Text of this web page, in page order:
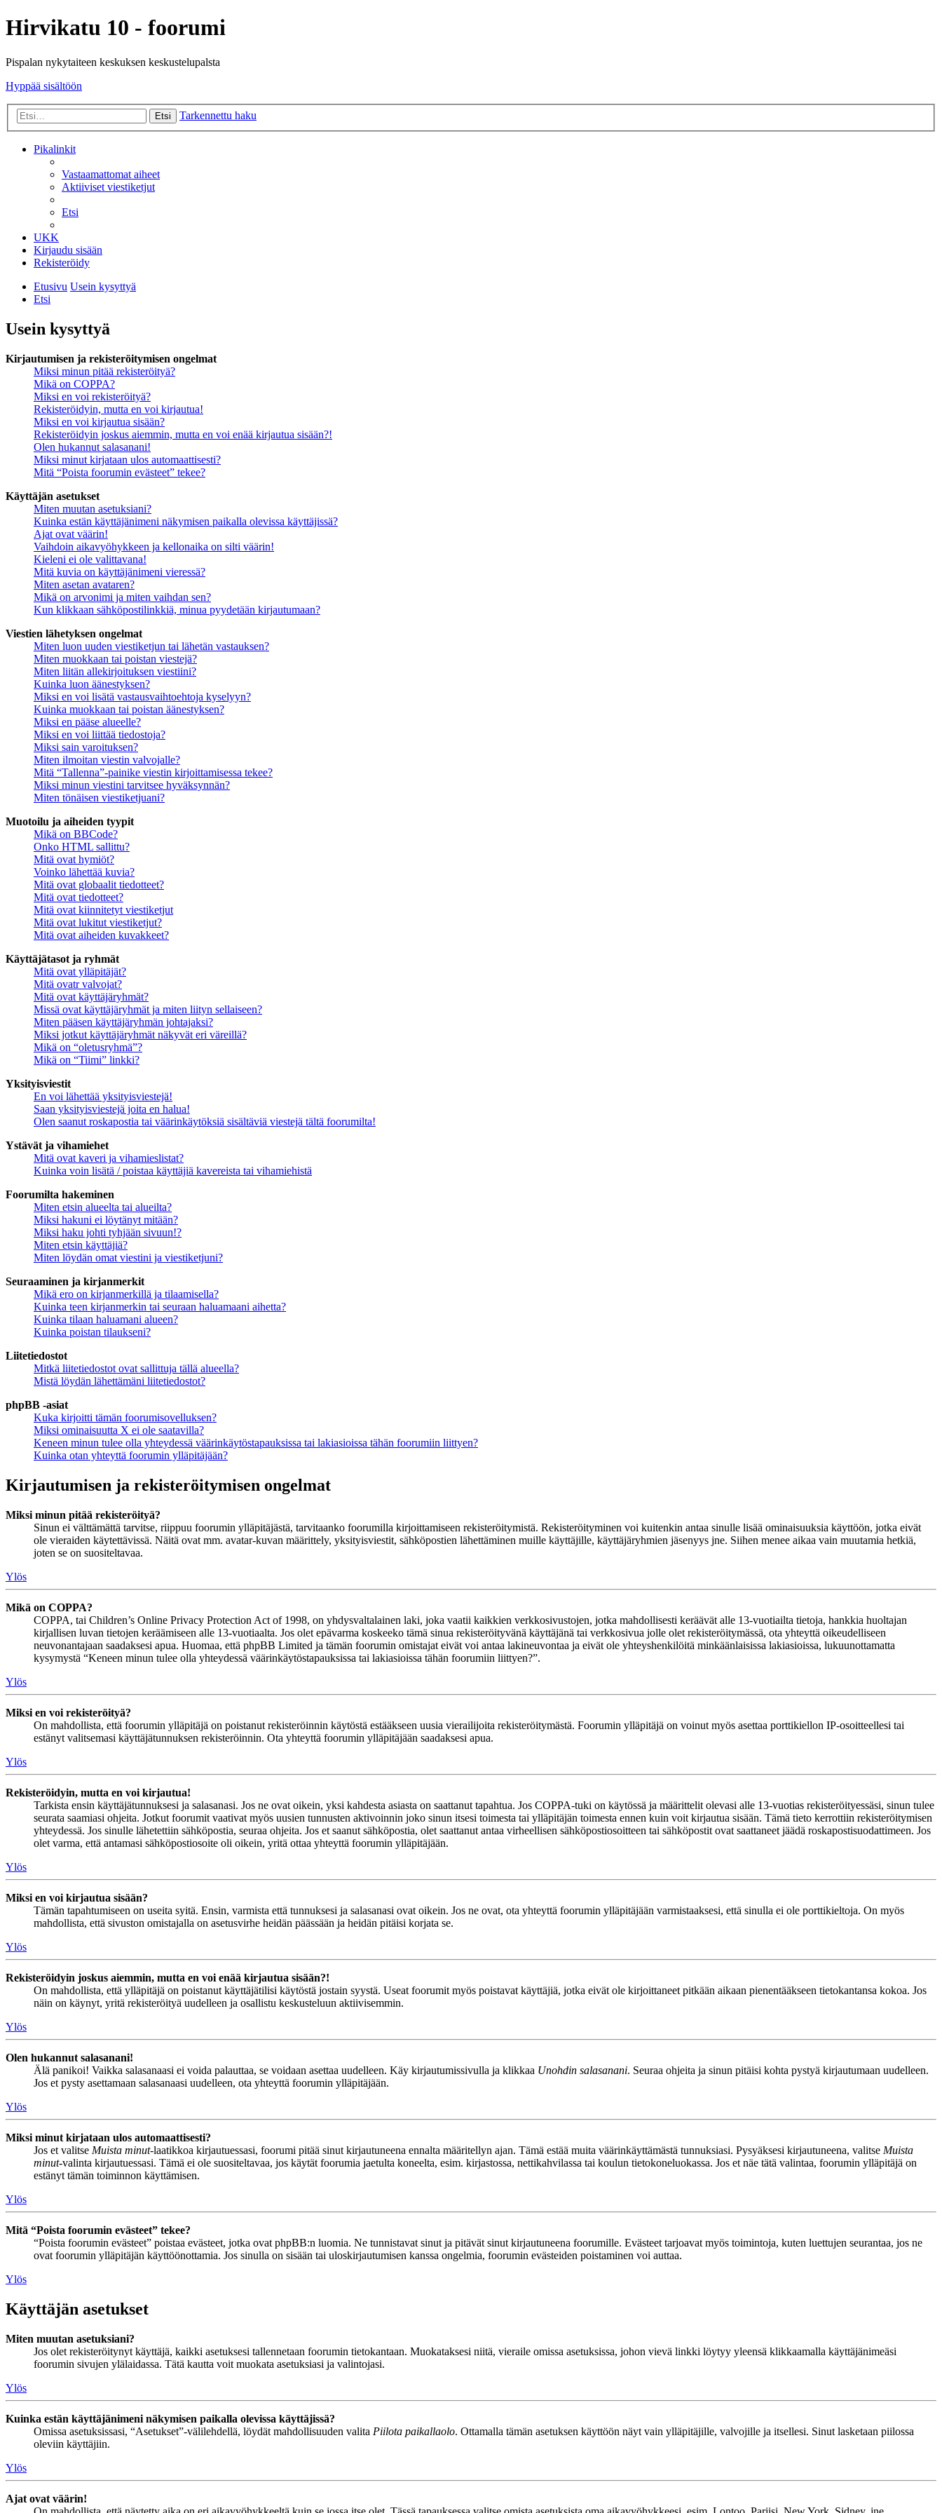
Hirvikatu 10 - foorumi
Pispalan nykytaiteen keskuksen keskustelupalsta
Hyppää sisältöön
Etsi Tarkennettu haku
Pikalinkit
Vastaamattomat aiheet
Aktiiviset viestiketjut
Etsi
UKK
Kirjaudu sisään
Rekisteröidy
Etusivu Usein kysyttyä
Etsi
Usein kysyttyä
Kirjautumisen ja rekisteröitymisen ongelmat
Miksi minun pitää rekisteröityä?
Mikä on COPPA?
Miksi en voi rekisteröityä?
Rekisteröidyin, mutta en voi kirjautua!
Miksi en voi kirjautua sisään?
Rekisteröidyin joskus aiemmin, mutta en voi enää kirjautua sisään?!
Olen hukannut salasanani!
Miksi minut kirjataan ulos automaattisesti?
Mitä “Poista foorumin evästeet” tekee?
Käyttäjän asetukset
Miten muutan asetuksiani?
Kuinka estän käyttäjänimeni näkymisen paikalla olevissa käyttäjissä?
Ajat ovat väärin!
Vaihdoin aikavyöhykkeen ja kellonaika on silti väärin!
Kieleni ei ole valittavana!
Mitä kuvia on käyttäjänimeni vieressä?
Miten asetan avataren?
Mikä on arvonimi ja miten vaihdan sen?
Kun klikkaan sähköpostilinkkiä, minua pyydetään kirjautumaan?
Viestien lähetyksen ongelmat
Miten luon uuden viestiketjun tai lähetän vastauksen?
Miten muokkaan tai poistan viestejä?
Miten liitän allekirjoituksen viestiini?
Kuinka luon äänestyksen?
Miksi en voi lisätä vastausvaihtoehtoja kyselyyn?
Kuinka muokkaan tai poistan äänestyksen?
Miksi en pääse alueelle?
Miksi en voi liittää tiedostoja?
Miksi sain varoituksen?
Miten ilmoitan viestin valvojalle?
Mitä “Tallenna”-painike viestin kirjoittamisessa tekee?
Miksi minun viestini tarvitsee hyväksynnän?
Miten tönäisen viestiketjuani?
Muotoilu ja aiheiden tyypit
Mikä on BBCode?
Onko HTML sallittu?
Mitä ovat hymiöt?
Voinko lähettää kuvia?
Mitä ovat globaalit tiedotteet?
Mitä ovat tiedotteet?
Mitä ovat kiinnitetyt viestiketjut
Mitä ovat lukitut viestiketjut?
Mitä ovat aiheiden kuvakkeet?
Käyttäjätasot ja ryhmät
Mitä ovat ylläpitäjät?
Mitä ovatr valvojat?
Mitä ovat käyttäjäryhmät?
Missä ovat käyttäjäryhmät ja miten liityn sellaiseen?
Miten pääsen käyttäjäryhmän johtajaksi?
Miksi jotkut käyttäjäryhmät näkyvät eri väreillä?
Mikä on “oletusryhmä”?
Mikä on “Tiimi” linkki?
Yksityisviestit
En voi lähettää yksityisviestejä!
Saan yksityisviestejä joita en halua!
Olen saanut roskapostia tai väärinkäytöksiä sisältäviä viestejä tältä foorumilta!
Ystävät ja vihamiehet
Mitä ovat kaveri ja vihamieslistat?
Kuinka voin lisätä / poistaa käyttäjiä kavereista tai vihamiehistä
Foorumilta hakeminen
Miten etsin alueelta tai alueilta?
Miksi hakuni ei löytänyt mitään?
Miksi haku johti tyhjään sivuun!?
Miten etsin käyttäjiä?
Miten löydän omat viestini ja viestiketjuni?
Seuraaminen ja kirjanmerkit
Mikä ero on kirjanmerkillä ja tilaamisella?
Kuinka teen kirjanmerkin tai seuraan haluamaani aihetta?
Kuinka tilaan haluamani alueen?
Kuinka poistan tilaukseni?
Liitetiedostot
Mitkä liitetiedostot ovat sallittuja tällä alueella?
Mistä löydän lähettämäni liitetiedostot?
phpBB -asiat
Kuka kirjoitti tämän foorumisovelluksen?
Miksi ominaisuutta X ei ole saatavilla?
Keneen minun tulee olla yhteydessä väärinkäytöstapauksissa tai lakiasioissa tähän foorumiin liittyen?
Kuinka otan yhteyttä foorumin ylläpitäjään?
Kirjautumisen ja rekisteröitymisen ongelmat
Miksi minun pitää rekisteröityä?
Sinun ei välttämättä tarvitse, riippuu foorumin ylläpitäjästä, tarvitaanko foorumilla kirjoittamiseen rekisteröitymistä. Rekisteröityminen voi kuitenkin antaa sinulle lisää ominaisuuksia käyttöön, jotka eivät
ole vieraiden käytettävissä. Näitä ovat mm. avatar-kuvan määrittely, yksityisviestit, sähköpostien lähettäminen muille käyttäjille, käyttäjäryhmien jäsenyys jne. Siihen menee aikaa vain muutamia hetkiä,
joten se on suositeltavaa.
Ylös
Mikä on COPPA?
COPPA, tai Children’s Online Privacy Protection Act of 1998, on yhdysvaltalainen laki, joka vaatii kaikkien verkkosivustojen, jotka mahdollisesti keräävät alle 13-vuotiailta tietoja, hankkia huoltajan
kirjallisen luvan tietojen keräämiseen alle 13-vuotiaalta. Jos olet epävarma koskeeko tämä sinua rekisteröityvänä käyttäjänä tai verkkosivua jolle olet rekisteröitymässä, ota yhteyttä oikeudelliseen
neuvonantajaan saadaksesi apua. Huomaa, että phpBB Limited ja tämän foorumin omistajat eivät voi antaa lakineuvontaa ja eivät ole yhteyshenkilöitä minkäänlaisissa lakiasioissa, lukuunottamatta
kysymystä “Keneen minun tulee olla yhteydessä väärinkäytöstapauksissa tai lakiasioissa tähän foorumiin liittyen?”.
Ylös
Miksi en voi rekisteröityä?
On mahdollista, että foorumin ylläpitäjä on poistanut rekisteröinnin käytöstä estääkseen uusia vierailijoita rekisteröitymästä. Foorumin ylläpitäjä on voinut myös asettaa porttikiellon IP-osoitteellesi tai
estänyt valitsemasi käyttäjätunnuksen rekisteröinnin. Ota yhteyttä foorumin ylläpitäjään saadaksesi apua.
Ylös
Rekisteröidyin, mutta en voi kirjautua!
Tarkista ensin käyttäjätunnuksesi ja salasanasi. Jos ne ovat oikein, yksi kahdesta asiasta on saattanut tapahtua. Jos COPPA-tuki on käytössä ja määrittelit olevasi alle 13-vuotias rekisteröityessäsi, sinun tulee
seurata saamiasi ohjeita. Jotkut foorumit vaativat myös uusien tunnusten aktivoinnin joko sinun itsesi toimesta tai ylläpitäjän toimesta ennen kuin voit kirjautua sisään. Tämä tieto kerrottiin rekisteröitymisen
yhteydessä. Jos sinulle lähetettiin sähköpostia, seuraa ohjeita. Jos et saanut sähköpostia, olet saattanut antaa virheellisen sähköpostiosoitteen tai sähköpostit ovat saattaneet jäädä roskapostisuodattimeen. Jos
olet varma, että antamasi sähköpostiosoite oli oikein, yritä ottaa yhteyttä foorumin ylläpitäjään.
Ylös
Miksi en voi kirjautua sisään?
Tämän tapahtumiseen on useita syitä. Ensin, varmista että tunnuksesi ja salasanasi ovat oikein. Jos ne ovat, ota yhteyttä foorumin ylläpitäjään varmistaaksesi, että sinulla ei ole porttikieltoja. On myös
mahdollista, että sivuston omistajalla on asetusvirhe heidän päässään ja heidän pitäisi korjata se.
Ylös
Rekisteröidyin joskus aiemmin, mutta en voi enää kirjautua sisään?!
On mahdollista, että ylläpitäjä on poistanut käyttäjätilisi käytöstä jostain syystä. Useat foorumit myös poistavat käyttäjiä, jotka eivät ole kirjoittaneet pitkään aikaan pienentääkseen tietokantansa kokoa. Jos
näin on käynyt, yritä rekisteröityä uudelleen ja osallistu keskusteluun aktiivisemmin.
Ylös
Olen hukannut salasanani!
Älä panikoi! Vaikka salasanaasi ei voida palauttaa, se voidaan asettaa uudelleen. Käy kirjautumissivulla ja klikkaa Unohdin salasanani. Seuraa ohjeita ja sinun pitäisi kohta pystyä kirjautumaan uudelleen.
Jos et pysty asettamaan salasanaasi uudelleen, ota yhteyttä foorumin ylläpitäjään.
Ylös
Miksi minut kirjataan ulos automaattisesti?
Jos et valitse Muista minut-laatikkoa kirjautuessasi, foorumi pitää sinut kirjautuneena ennalta määritellyn ajan. Tämä estää muita väärinkäyttämästä tunnuksiasi. Pysyäksesi kirjautuneena, valitse Muista
minut-valinta kirjautuessasi. Tämä ei ole suositeltavaa, jos käytät foorumia jaetulta koneelta, esim. kirjastossa, nettikahvilassa tai koulun tietokoneluokassa. Jos et näe tätä valintaa, foorumin ylläpitäjä on
estänyt tämän toiminnon käyttämisen.
Ylös
Mitä “Poista foorumin evästeet” tekee?
“Poista foorumin evästeet” poistaa evästeet, jotka ovat phpBB:n luomia. Ne tunnistavat sinut ja pitävät sinut kirjautuneena foorumille. Evästeet tarjoavat myös toimintoja, kuten luettujen seurantaa, jos ne
ovat foorumin ylläpitäjän käyttöönottamia. Jos sinulla on sisään tai uloskirjautumisen kanssa ongelmia, foorumin evästeiden poistaminen voi auttaa.
Ylös
Käyttäjän asetukset
Miten muutan asetuksiani?
Jos olet rekisteröitynyt käyttäjä, kaikki asetuksesi tallennetaan foorumin tietokantaan. Muokataksesi niitä, vieraile omissa asetuksissa, johon vievä linkki löytyy yleensä klikkaamalla käyttäjänimeäsi
foorumin sivujen ylälaidassa. Tätä kautta voit muokata asetuksiasi ja valintojasi.
Ylös
Kuinka estän käyttäjänimeni näkymisen paikalla olevissa käyttäjissä?
Omissa asetuksissasi, “Asetukset”-välilehdellä, löydät mahdollisuuden valita Piilota paikallaolo. Ottamalla tämän asetuksen käyttöön näyt vain ylläpitäjille, valvojille ja itsellesi. Sinut lasketaan piilossa
oleviin käyttäjiin.
Ylös
Ajat ovat väärin!